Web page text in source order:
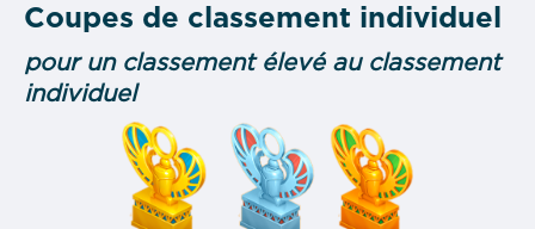
Coupes de classement individuel
pour un classement élevé au classement
individuel